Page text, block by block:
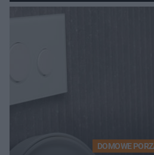
DOMOWE